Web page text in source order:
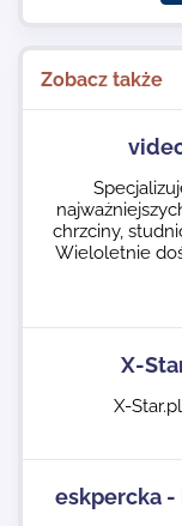
Zobacz także
chrzciny,
Wieloletnie
X-
X-
eskpercka -